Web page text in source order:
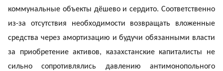
коммунальные объекты дёшево и сердито. Соответственно
из-за отсутствия необходимости возвращать вложенные
средства через амортизацию и будучи обязанными власти
за приобретение активов, казахстанские капиталисты не
сильно сопротивлялись давлению антимонопольного